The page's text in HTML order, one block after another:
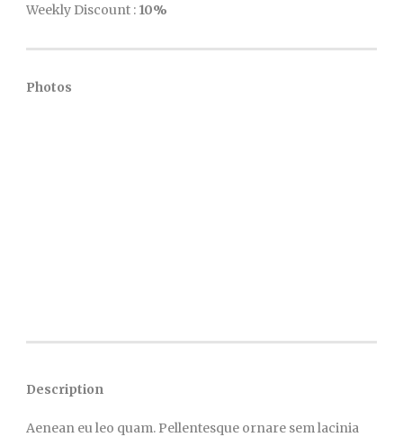
Weekly Discount : 10%
Photos
Description
Aenean eu leo quam. Pellentesque ornare sem lacinia